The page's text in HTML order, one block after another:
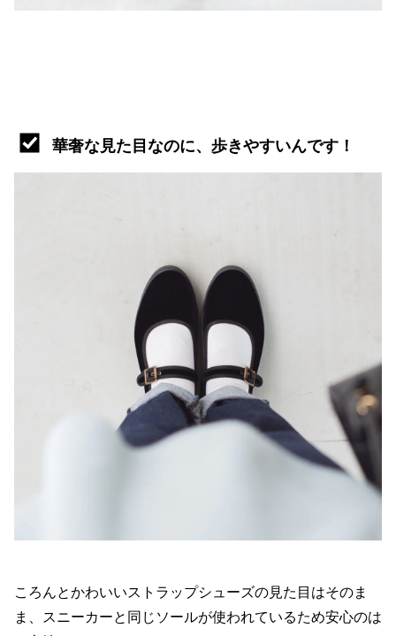
華奢な見た目なのに、歩きやすいんです！
ころんとかわいいストラップシューズの見た目はそのま
ま、スニーカーと同じソールが使われているため安心のは